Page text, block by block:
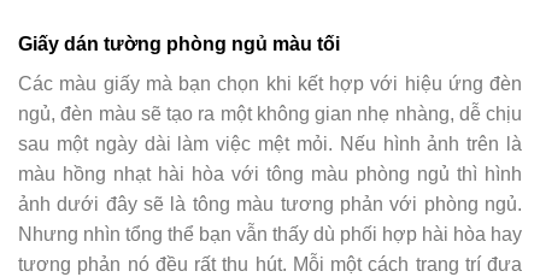
Giấy dán tường phòng ngủ màu tối
Các màu giấy mà bạn chọn khi kết hợp với hiệu ứng đèn
ngủ, đèn màu sẽ tạo ra một không gian nhẹ nhàng, dễ chịu
sau một ngày dài làm việc mệt mỏi. Nếu hình ảnh trên là
màu hồng nhạt hài hòa với tông màu phòng ngủ thì hình
ảnh dưới đây sẽ là tông màu tương phản với phòng ngủ.
Nhưng nhìn tổng thể bạn vẫn thấy dù phối hợp hài hòa hay
tương phản nó đều rất thu hút. Mỗi một cách trang trí đưa